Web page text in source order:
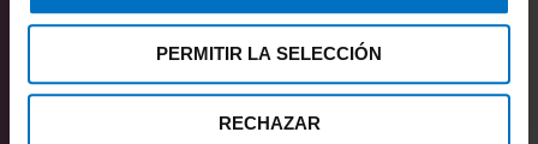
PERMITIR LA SELECCIÓN
RECHAZAR